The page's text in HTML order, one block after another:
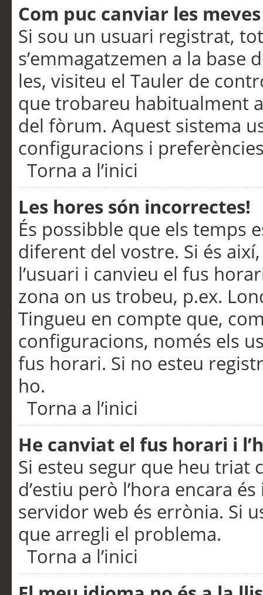
Com puc canviar les
Si sou un usuari registrat,
s’emmagatzemen a la
les, visiteu el Tauler de
que trobareu habitualment
del fòrum. Aquest sistema
configuracions i
Torna a l’inici
Les hores són incorrectes!
És possibble que els temps
diferent del vostre. Si és
l’usuari i canvieu el fus
zona on us trobeu, p.ex.
Tingueu en compte que,
configuracions, només els
fus horari. Si no esteu
ho.
Torna a l’inici
He canviat el fus horari i
Si esteu segur que heu triat
d’estiu però l’hora encara
servidor web és errònia. Si
que arregli el problema.
Torna a l’inici